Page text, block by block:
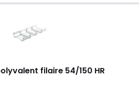
filaire 54/150 HR